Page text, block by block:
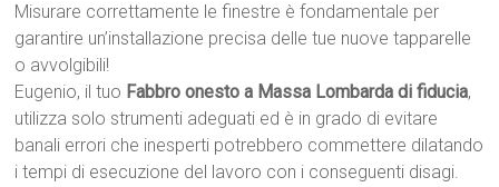
Misurare correttamente le finestre è fondamentale per
garantire un’installazione precisa delle tue nuove tapparelle
o avvolgibili!
Eugenio, il tuo Fabbro onesto a Massa Lombarda di fiducia,
utilizza solo strumenti adeguati ed è in grado di evitare
banali errori che inesperti potrebbero commettere dilatando
i tempi di esecuzione del lavoro con i conseguenti disagi.